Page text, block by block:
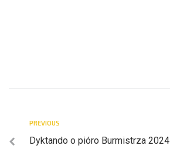
PREVIOUS
Dyktando o pióro Burmistrza 2024